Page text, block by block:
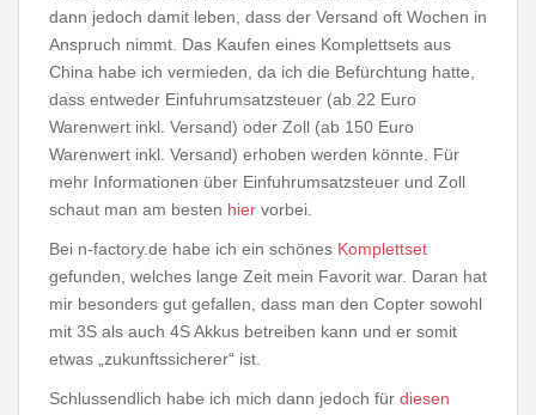
dann jedoch damit leben, dass der Versand oft Wochen in
Anspruch nimmt. Das Kaufen eines Komplettsets aus
China habe ich vermieden, da ich die Befürchtung hatte,
dass entweder Einfuhrumsatzsteuer (ab 22 Euro
Warenwert inkl. Versand) oder Zoll (ab 150 Euro
Warenwert inkl. Versand) erhoben werden könnte. Für
mehr Informationen über Einfuhrumsatzsteuer und Zoll
schaut man am besten hier vorbei.
Bei n-factory.de habe ich ein schönes Komplettset
gefunden, welches lange Zeit mein Favorit war. Daran hat
mir besonders gut gefallen, dass man den Copter sowohl
mit 3S als auch 4S Akkus betreiben kann und er somit
etwas „zukunftssicherer“ ist.
Schlussendlich habe ich mich dann jedoch für diesen